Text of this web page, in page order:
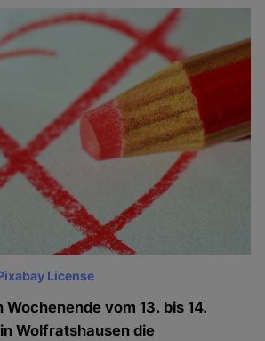
License
vom 13. bis 14.
Wolfratshausen die